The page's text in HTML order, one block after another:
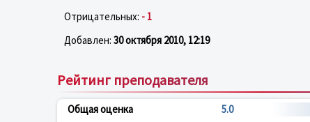
Отрицательных: - 1
Добавлен: 30 октября 2010, 12:19
Рейтинг преподавателя
Общая оценка 5.0